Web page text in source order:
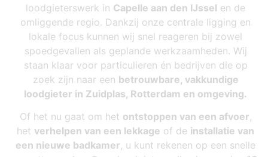
loodgieterswerk in Capelle aan den IJssel en de
omliggende regio. Dankzij onze centrale ligging en
lokale focus kunnen wij snel reageren bij zowel
spoedgevallen als geplande werkzaamheden. Wij
staan klaar voor particulieren én bedrijven die op
zoek zijn naar een betrouwbare, vakkundige
loodgieter in Zuidplas, Rotterdam en omgeving.
Of het nu gaat om het ontstoppen van een afvoer,
het verhelpen van een lekkage of de installatie van
een nieuwe badkamer, u kunt rekenen op een snelle